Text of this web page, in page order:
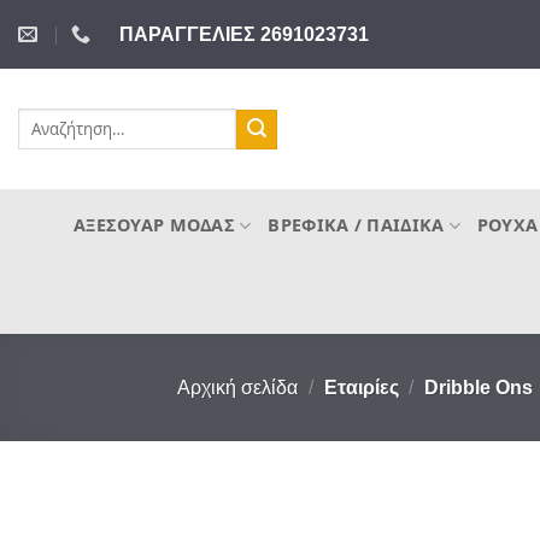
στο
περιεχόμενο
ΠΑΡΑΓΓΕΛΙΕΣ 2691023731
Αναζήτηση
ΑΞΕΣΟΥΆΡ ΜΌΔΑΣ ΒΡΕΦΙΚΆ / ΠΑΙΔΙΚΆ
Αρχική σελίδα / Εταιρίες / Dribble Ons